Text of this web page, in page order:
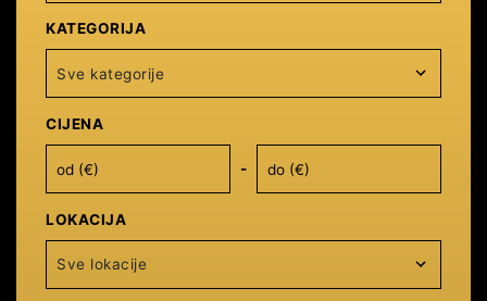
KATEGORIJA
Sve kategorije
CIJENA
-
LOKACIJA
Sve lokacije